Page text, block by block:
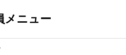
メニュー